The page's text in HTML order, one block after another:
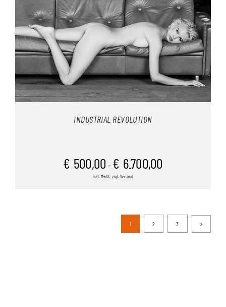
INDUSTRIAL REVOLUTION
€ 500,00 – € 6.700,00
inkl. MwSt., zzgl. Versand
1 2 3